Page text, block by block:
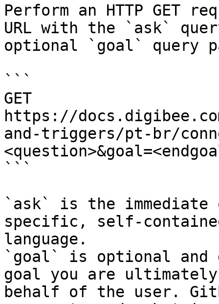
Perform an HTTP GET
URL with the `ask`
optional `goal` query
```
GET
https://
and-triggers/pt-br/
```
`ask` is the
specific, self-
language.
`goal` is optional and
goal you are
behalf of the user.